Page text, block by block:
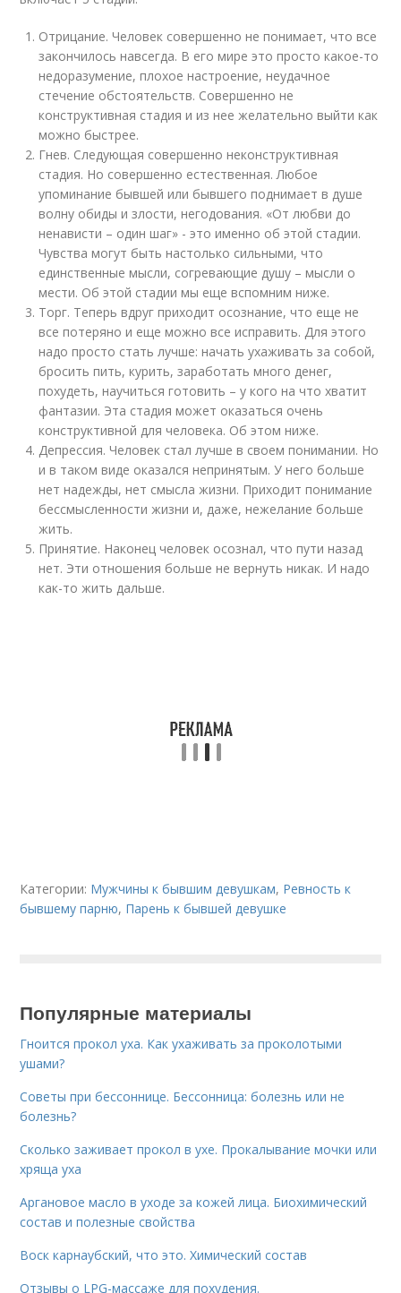
Отрицание. Человек совершенно не понимает, что все
закончилось навсегда. В его мире это просто какое-то
недоразумение, плохое настроение, неудачное
стечение обстоятельств. Совершенно не
конструктивная стадия и из нее желательно выйти как
можно быстрее.
Гнев. Следующая совершенно неконструктивная
стадия. Но совершенно естественная. Любое
упоминание бывшей или бывшего поднимает в душе
волну обиды и злости, негодования. «От любви до
ненависти – один шаг» - это именно об этой стадии.
Чувства могут быть настолько сильными, что
единственные мысли, согревающие душу – мысли о
мести. Об этой стадии мы еще вспомним ниже.
Торг. Теперь вдруг приходит осознание, что еще не
все потеряно и еще можно все исправить. Для этого
надо просто стать лучше: начать ухаживать за собой,
бросить пить, курить, заработать много денег,
похудеть, научиться готовить – у кого на что хватит
фантазии. Эта стадия может оказаться очень
конструктивной для человека. Об этом ниже.
Депрессия. Человек стал лучше в своем понимании. Но
и в таком виде оказался непринятым. У него больше
нет надежды, нет смысла жизни. Приходит понимание
бессмысленности жизни и, даже, нежелание больше
жить.
Принятие. Наконец человек осознал, что пути назад
нет. Эти отношения больше не вернуть никак. И надо
как-то жить дальше.
Категории: Мужчины к бывшим девушкам, Ревность к
бывшему парню, Парень к бывшей девушке
Популярные материалы
Гноится прокол уха. Как ухаживать за проколотыми
ушами?
Советы при бессоннице. Бессонница: болезнь или не
болезнь?
Сколько заживает прокол в ухе. Прокалывание мочки или
хряща уха
Аргановое масло в уходе за кожей лица. Биохимический
состав и полезные свойства
Воск карнаубский, что это. Химический состав
Отзывы о LPG-массаже для похудения.